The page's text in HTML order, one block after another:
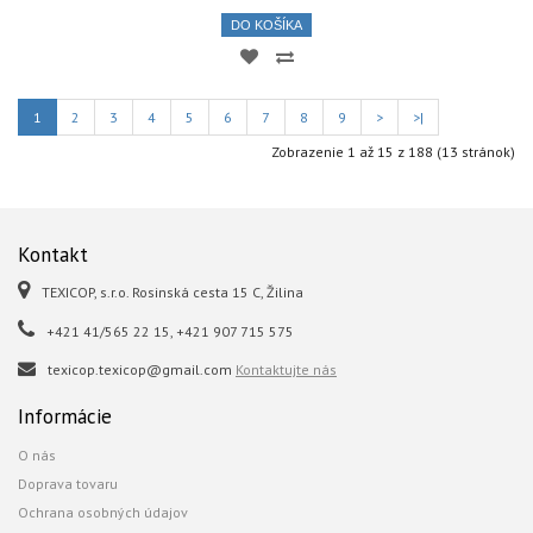
DO KOŠÍKA
1 2 3 4 5 6 7 8 9 >
>|
Zobrazenie 1 až 15 z 188 (13 stránok)
Kontakt
TEXICOP, s.r.o. Rosinská cesta 15 C, Žilina
+421 41/565 22 15, +421 907 715 575
texicop.texicop@gmail.com Kontaktujte nás
Informácie
O nás
Doprava tovaru
Ochrana osobných údajov